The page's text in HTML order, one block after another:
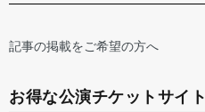
記事の掲載をご希望の方へ
お得な公演チケットサイト